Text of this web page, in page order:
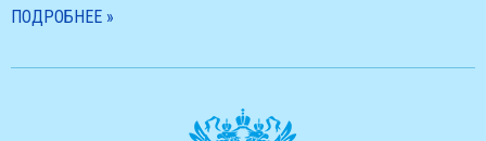
ПОДРОБНЕЕ »